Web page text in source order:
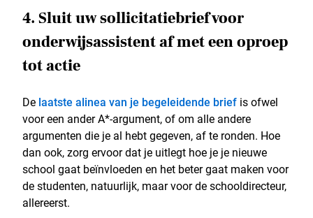
4. Sluit uw sollicitatiebrief voor
onderwijsassistent af met een oproep
tot actie
De laatste alinea van je begeleidende brief is ofwel
voor een ander A*-argument, of om alle andere
argumenten die je al hebt gegeven, af te ronden. Hoe
dan ook, zorg ervoor dat je uitlegt hoe je je nieuwe
school gaat beïnvloeden en het beter gaat maken voor
de studenten, natuurlijk, maar voor de schooldirecteur,
allereerst.